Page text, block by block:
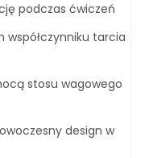
podczas ćwiczeń
współczynniku tarcia
stosu wagowego
design w